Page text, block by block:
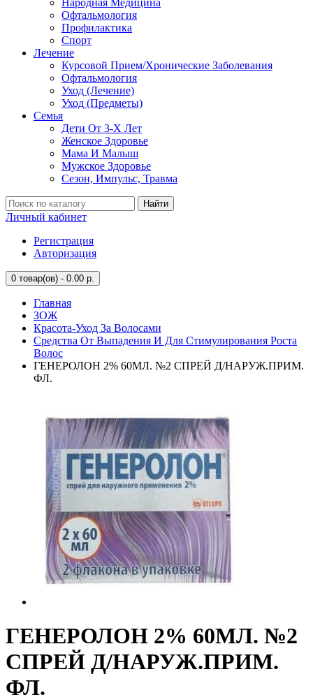
Народная Медицина
Офтальмология
Профилактика
Спорт
Лечение
Курсовой Прием/Хронические Заболевания
Офтальмология
Уход (Лечение)
Уход (Предметы)
Семья
Дети От 3-Х Лет
Женское Здоровье
Мама И Малыш
Мужское Здоровье
Сезон, Импульс, Травма
Найти
Личный кабинет
Регистрация
Авторизация
0 товар(ов) - 0.00 р.
Главная
ЗОЖ
Красота-Уход За Волосами
Средства От Выпадения И Для Стимулирования Роста
Волос
ГЕНЕРОЛОН 2% 60МЛ. №2 СПРЕЙ Д/НАРУЖ.ПРИМ.
ФЛ.
ГЕНЕРОЛОН 2% 60МЛ. №2
СПРЕЙ Д/НАРУЖ.ПРИМ.
ФЛ.